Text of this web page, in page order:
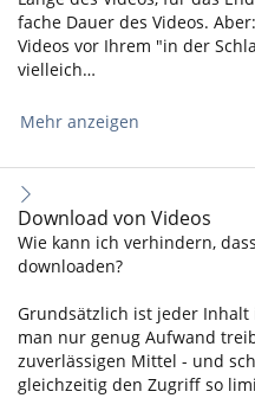
fache Dauer des Videos.
Videos vor Ihrem "in der
vielleich…
Mehr anzeigen
Download von Videos
Wie kann ich verhindern,
downloaden?
Grundsätzlich ist jeder
man nur genug Aufwand
zuverlässigen Mittel - und
gleichzeitig den Zugriff so